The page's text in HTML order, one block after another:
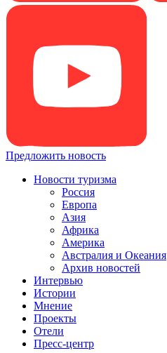
Предложить новость
Новости туризма
Россия
Европа
Азия
Африка
Америка
Австралия и Океания
Архив новостей
Интервью
Истории
Мнение
Проекты
Отели
Пресс-центр